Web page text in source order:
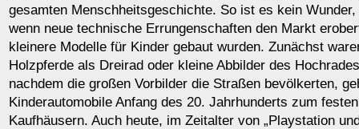
gesamten Menschheitsgeschichte. So ist es kein
wenn neue technische Errungenschaften den Markt
kleinere Modelle für Kinder gebaut wurden. Zunächst
Holzpferde als Dreirad oder kleine Abbilder des
nachdem die großen Vorbilder die Straßen bevölkerten,
Kinderautomobile Anfang des 20. Jahrhunderts zum
Kaufhäusern. Auch heute, im Zeitalter von „Playstation